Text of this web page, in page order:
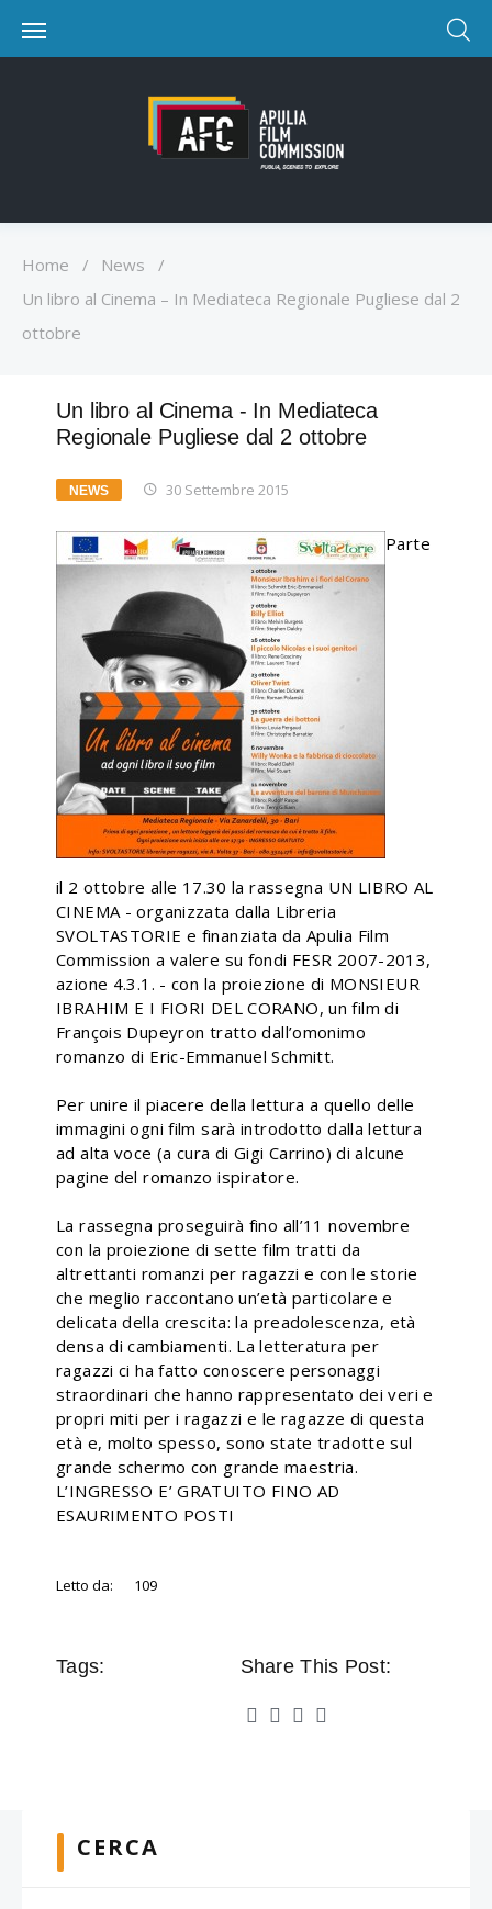
Home / News
/
Un libro al Cinema – In Mediateca Regionale Pugliese dal 2
ottobre
Un libro al Cinema - In Mediateca
Regionale Pugliese dal 2 ottobre
NEWS 30 Settembre 2015
Parte
il 2 ottobre alle 17.30 la rassegna UN LIBRO AL
CINEMA - organizzata dalla Libreria
SVOLTASTORIE e finanziata da Apulia Film
Commission a valere su fondi FESR 2007-2013,
azione 4.3.1. - con la proiezione di MONSIEUR
IBRAHIM E I FIORI DEL CORANO, un film di
François Dupeyron tratto dall’omonimo
romanzo di Eric-Emmanuel Schmitt.
Per unire il piacere della lettura a quello delle
immagini ogni film sarà introdotto dalla lettura
ad alta voce (a cura di Gigi Carrino) di alcune
pagine del romanzo ispiratore.
La rassegna proseguirà fino all’11 novembre
con la proiezione di sette film tratti da
altrettanti romanzi per ragazzi e con le storie
che meglio raccontano un’età particolare e
delicata della crescita: la preadolescenza, età
densa di cambiamenti. La letteratura per
ragazzi ci ha fatto conoscere personaggi
straordinari che hanno rappresentato dei veri e
propri miti per i ragazzi e le ragazze di questa
età e, molto spesso, sono state tradotte sul
grande schermo con grande maestria.
L’INGRESSO E’ GRATUITO FINO AD
ESAURIMENTO POSTI
Letto da: 109
Tags: Share This Post:
CERCA